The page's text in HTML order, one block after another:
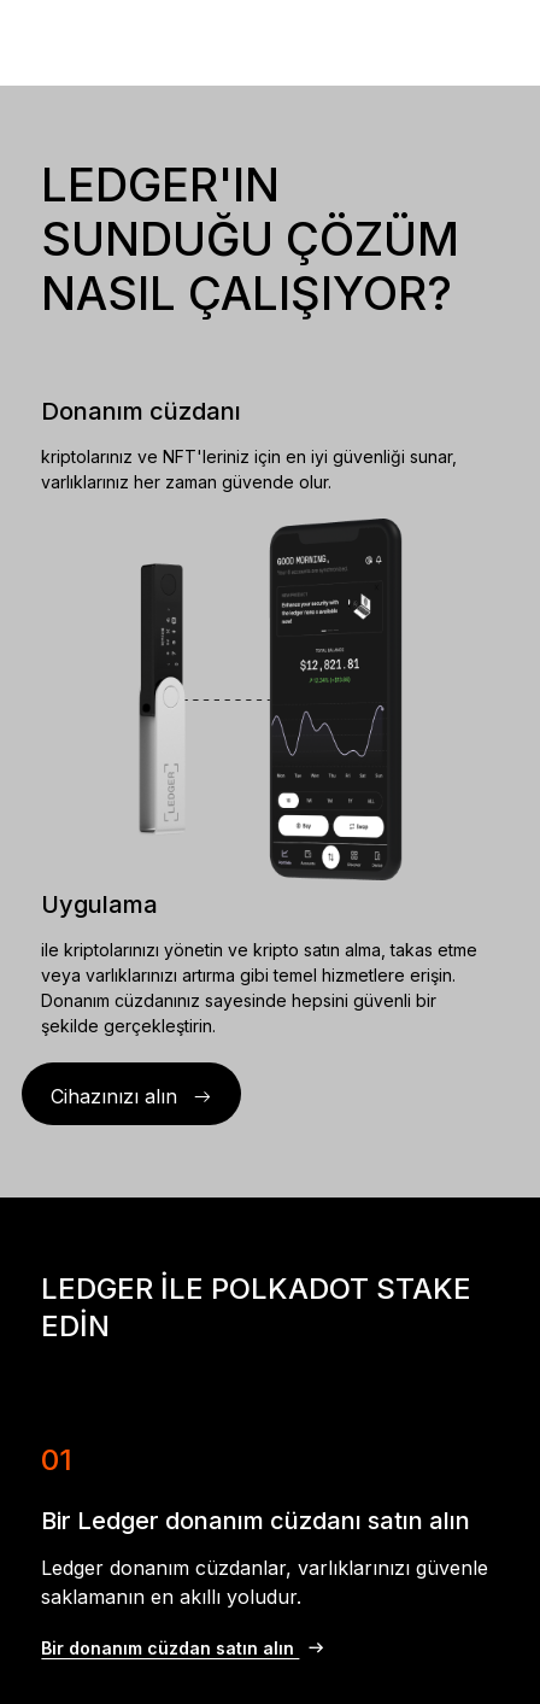
LEDGER'IN
SUNDUĞU ÇÖZÜM
NASIL ÇALIŞIYOR?
Donanım cüzdanı
kriptolarınız ve NFT'leriniz için en iyi güvenliği sunar,
varlıklarınız her zaman güvende olur.
Uygulama
ile kriptolarınızı yönetin ve kripto satın alma, takas etme
veya varlıklarınızı artırma gibi temel hizmetlere erişin.
Donanım cüzdanınız sayesinde hepsini güvenli bir
şekilde gerçekleştirin.
Cihazınızı alın
LEDGER ILE POLKADOT STAKE
EDIN
01
Bir Ledger donanım cüzdanı satın alın
Ledger donanım cüzdanlar, varlıklarınızı güvenle
saklamanın en akıllı yoludur.
Bir donanım cüzdan satın alın